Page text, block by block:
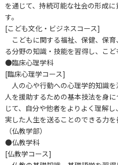
を通じて、持続可能な社会の形成
す。
[こども文化・ビジネスコース]
こどもに関する福祉、保健、保
る分野の知識・技能を習得し、こど
●臨床心理学科
[臨床心理学コース]
人の心や行動への心理学的知識
人を援助するための基本技法を身
じて、自分や他者をよりよく理解
実した人生を送ることのできる力を
（仏教学部）
●仏教学科
[仏教学コース]